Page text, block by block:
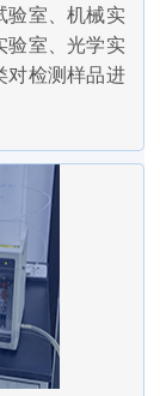
验室、机械实
验室、光学实
对检测样品进